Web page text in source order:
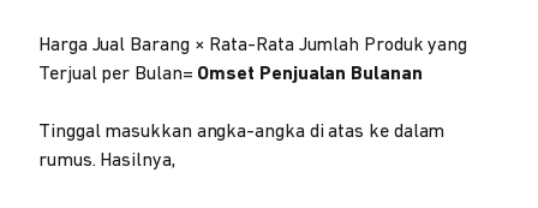
Harga Jual Barang × Rata-Rata Jumlah Produk yang
Terjual per Bulan= Omset Penjualan Bulanan
Tinggal masukkan angka-angka di atas ke dalam
rumus. Hasilnya,